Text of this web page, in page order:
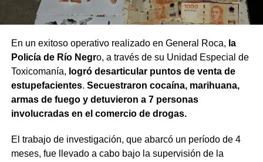
En un exitoso operativo realizado en General Roca, la
Policía de Río Negro, a través de su Unidad Especial de
Toxicomanía, logró desarticular puntos de venta de
estupefacientes. Secuestraron cocaína, marihuana,
armas de fuego y detuvieron a 7 personas
involucradas en el comercio de drogas.
El trabajo de investigación, que abarcó un período de 4
meses, fue llevado a cabo bajo la supervisión de la